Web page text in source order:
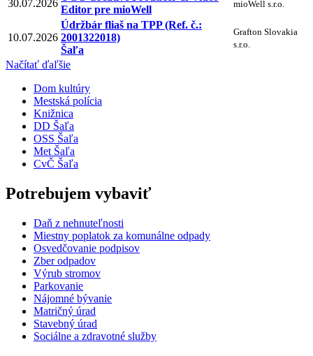
30.07.2026
Editor pre mioWell
mioWell s.r.o.
10.07.2026
Údržbár fliaš na TPP (Ref. č.:
2001322018)
Šaľa
Grafton Slovakia
s.r.o.
Načítať ďaľšie
Dom kultúry
Mestská polícia
Knižnica
DD Šaľa
OSS Šaľa
Met Šaľa
CvČ Šaľa
Potrebujem vybaviť
Daň z nehnuteľnosti
Miestny poplatok za komunálne odpady
Osvedčovanie podpisov
Zber odpadov
Výrub stromov
Parkovanie
Nájomné bývanie
Matričný úrad
Stavebný úrad
Sociálne a zdravotné služby